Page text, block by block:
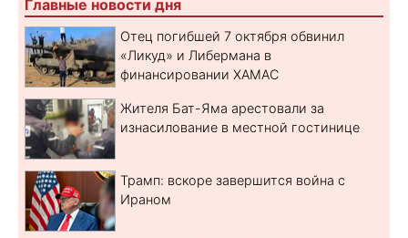
Главные новости дня
Отец погибшей 7 октября обвинил
«Ликуд» и Либермана в
финансировании ХАМАС
Жителя Бат-Яма арестовали за
изнасилование в местной гостинице
Трамп: вскоре завершится война с
Ираном